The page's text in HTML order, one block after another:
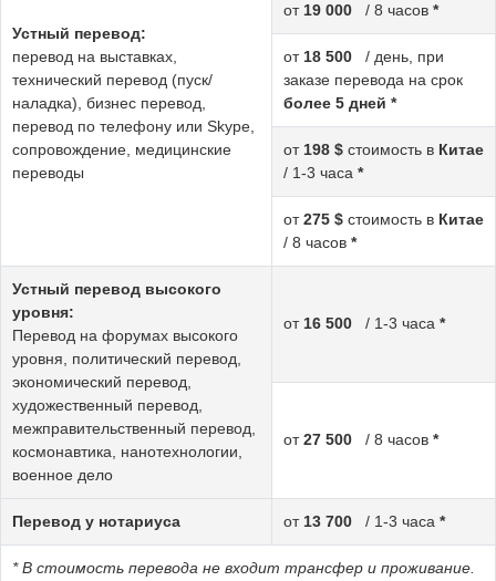
Устный перевод:
перевод на выставках,
технический перевод (пуск/
наладка), бизнес перевод,
перевод по телефону или Skype,
сопровождение, медицинские
переводы
от 19 000 / 8 часов *
от 18 500
/ день, при
заказе перевода на срок
более 5 дней *
от 198 $ стоимость в Китае
/ 1-3 часа *
от275 $ стоимость в Китае
/ 8 часов *
Устный перевод высокого
уровня:
Перевод на форумах высокого
уровня, политический перевод,
экономический перевод,
художественный перевод,
межправительственный перевод,
космонавтика, нанотехнологии,
военное дело
от 16 500 / 1-3 часа *
от27 500 / 8 часов *
Перевод у нотариуса от 13 700 / 1-3 часа *
* В стоимость перевода не входит трансфер и проживание.